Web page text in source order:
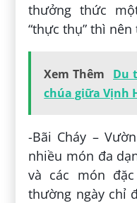
thưởng thức
“thực thụ” thì
Xem Thêm
Du
chúa giữa Vịnh
-Bãi Cháy –
nhiều món đa
và các món
thường ngày chỉ